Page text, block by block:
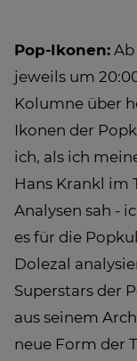
Pop-Ikonen:
jeweils um
Kolumne über
Ikonen der
ich, als ich
Hans Krankl im
Analysen sah -
es für die
Dolezal
Superstars der
aus seinem
neue Form der